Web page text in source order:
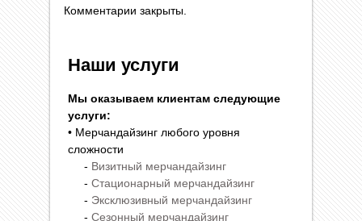
Комментарии закрыты.
Наши услуги
Мы оказываем клиентам следующие
услуги:
• Мерчандайзинг любого уровня
сложности
- Визитный мерчандайзинг
- Стационарный мерчандайзинг
- Эксклюзивный мерчандайзинг
- Сезонный мерчандайзинг